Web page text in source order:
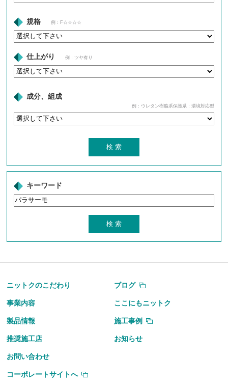
規格 例：F☆☆☆☆
仕上がり 例：ツヤ有り
成分、組成
例：ウレタン樹脂系保護系：環境対応型
キーワード
ニットクのこだわり ブログ
事業内容 ここにもニットク
製品情報 施工事例
推奨施工店 お知らせ
お問い合わせ
コーポレートサイトへ